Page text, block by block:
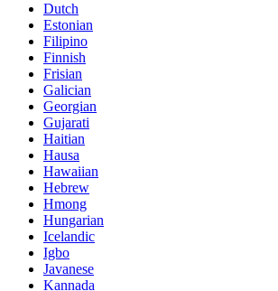
Dutch
Estonian
Filipino
Finnish
Frisian
Galician
Georgian
Gujarati
Haitian
Hausa
Hawaiian
Hebrew
Hmong
Hungarian
Icelandic
Igbo
Javanese
Kannada